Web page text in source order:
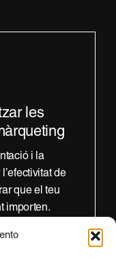
les
i la
de
que el teu
importen.